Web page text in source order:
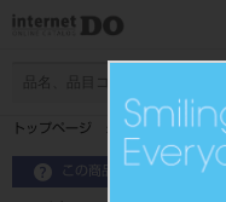
トップページ マイキー ブ
この商品に関するお問い合